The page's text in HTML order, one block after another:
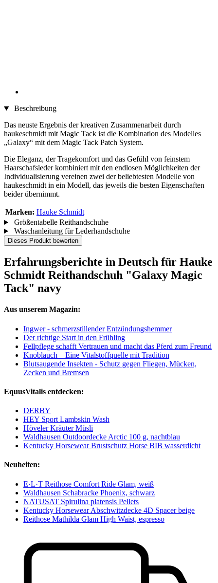
Beschreibung
Das neuste Ergebnis der kreativen Zusammenarbeit durch
haukeschmidt mit Magic Tack ist die Kombination des Modelles
„Galaxy“ mit dem Magic Tack Patch System.
Die Eleganz, der Tragekomfort und das Gefühl von feinstem
Haarschafsleder kombiniert mit den endlosen Möglichkeiten der
Individualisierung vereinen zwei der beliebtesten Modelle von
haukeschmidt in ein Modell, das jeweils die besten Eigenschaften
beider übernimmt.
Marken: Hauke Schmidt
Größentabelle Reithandschuhe
Waschanleitung für Lederhandschuhe
Dieses Produkt bewerten
Erfahrungsberichte in Deutsch für Hauke
Schmidt Reithandschuh "Galaxy Magic
Tack" navy
Aus unserem Magazin:
Ingwer - schmerzstillender Entzündungshemmer
Der richtige Start in den Frühling
Fellpflege schafft Vertrauen und macht das Pferd zum Freund
Knoblauch – Eine Vitalstoffquelle mit Tradition
Blutsaugende Insekten - Schutz gegen Fliegen, Mücken,
Zecken und Bremsen
EquusVitalis entdecken:
DERBY
HEY Sport Lambskin Wash
Höveler Kräuter Müsli
Waldhausen Outdoordecke Arctic 100 g, nachtblau
Kentucky Horsewear Brustschutz Horse BIB wasserdicht
Neuheiten:
E·L·T Reithose Comfort Ride Glam, weiß
Waldhausen Schabracke Phoenix, schwarz
NATUSAT Spirulina platensis Pellets
Kentucky Horsewear Abschwitzdecke 4D Spacer beige
Reithose Mathilda Glam High Waist, espresso